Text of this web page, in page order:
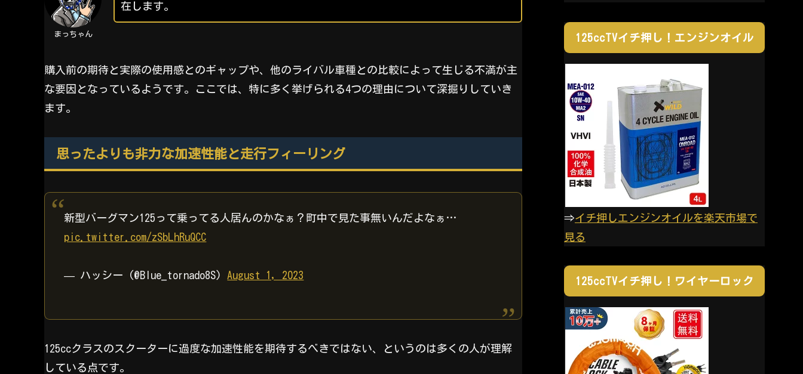
まっちゃん
在します。
購入前の期待と実際の使用感とのギャップや、他のライバル車種との比較によって生じる不満が主
な要因となっているようです。ここでは、特に多く挙げられる4つの理由について深掘りしていき
ます。
思ったよりも非力な加速性能と走行フィーリング
新型バーグマン125って乗ってる人居んのかなぁ？町中で見た事無いんだよなぁ…
pic.twitter.com/zSbLhRuQCC
— ハッシー (@Blue_tornado8S) August 1, 2023
125ccクラスのスクーターに過度な加速性能を期待するべきではない、というのは多くの人が理解
している点です。
125ccTVイチ押し！エンジンオイル
⇒イチ押しエンジンオイルを楽天市場で
見る
125ccTVイチ押し！ワイヤーロック